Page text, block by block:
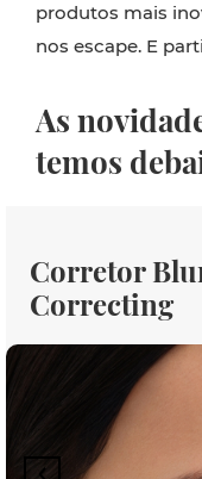
produtos mais
nos escape. E
As
temos
Corretor
Correcting